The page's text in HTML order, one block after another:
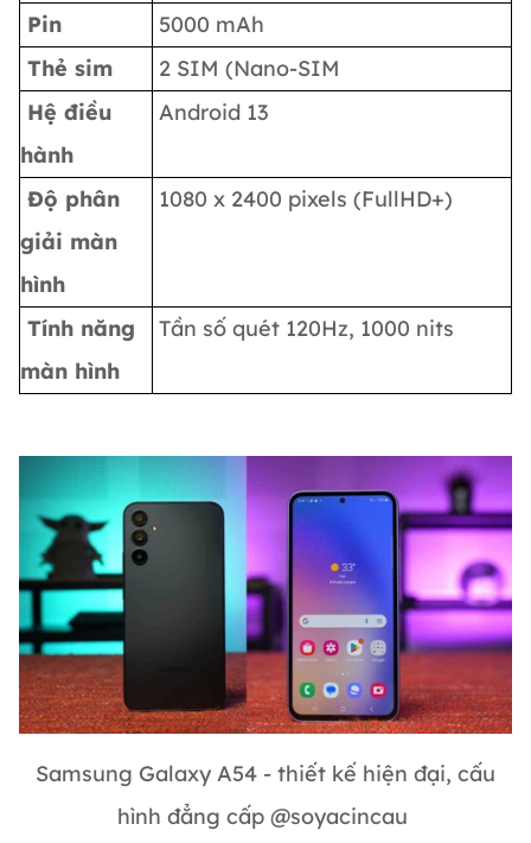
Pin
5000 mAh
Thẻ sim
2 SIM (Nano-SIM
Hệ điều
hành
Android 13
Độ phân
giải màn
hình
1080 x 2400 pixels (FullHD+)
Tính năng
màn hình
Tần số quét 120Hz, 1000 nits
Samsung Galaxy A54 - thiết kế hiện đại, cấu
hình đẳng cấp @soyacincau